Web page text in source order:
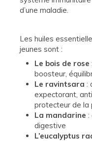
d’une maladie.
Les huiles
jeunes sont :
Le bois de rose
boosteur,
Le ravintsara :
expectorant,
protecteur de la
La mandarine :
digestive
L’eucalyptus